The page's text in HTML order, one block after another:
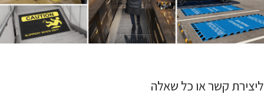
ליצירת קשר או כל שאלה